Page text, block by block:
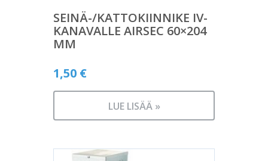
SEINÄ-/KATTOKIINNIKE IV-
KANAVALLE AIRSEC 60×204
MM
1,50 €
LUE LISÄÄ »